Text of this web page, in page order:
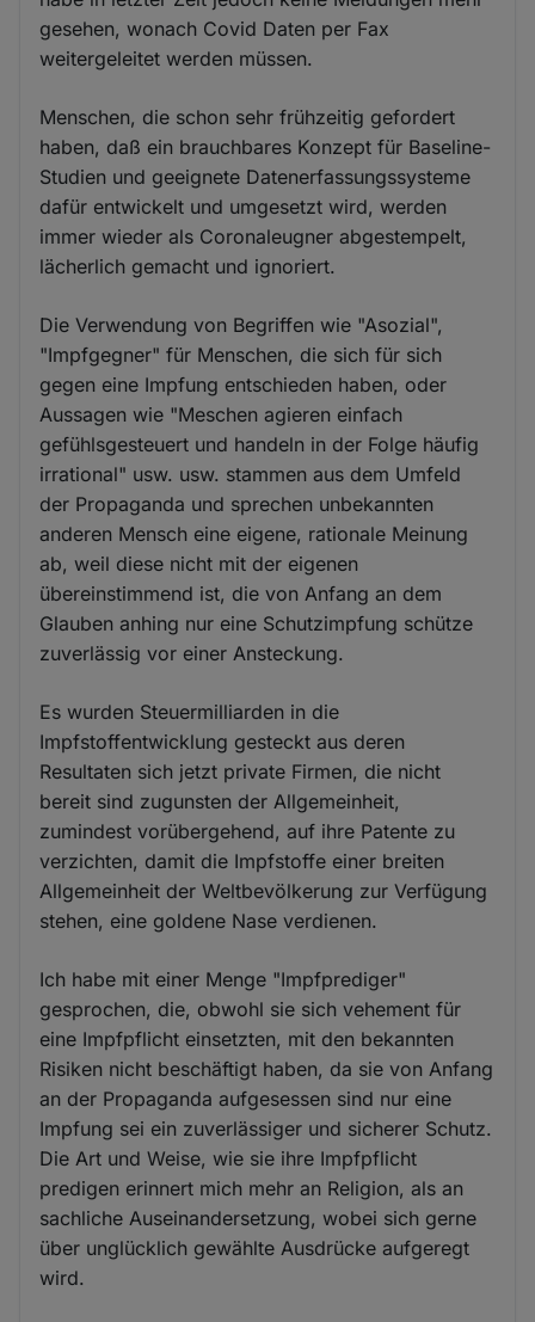
gesehen, wonach Covid Daten per Fax
weitergeleitet werden müssen.
Menschen, die schon sehr frühzeitig gefordert
haben, daß ein brauchbares Konzept für Baseline-
Studien und geeignete Datenerfassungssysteme
dafür entwickelt und umgesetzt wird, werden
immer wieder als Coronaleugner abgestempelt,
lächerlich gemacht und ignoriert.
Die Verwendung von Begriffen wie "Asozial",
"Impfgegner" für Menschen, die sich für sich
gegen eine Impfung entschieden haben, oder
Aussagen wie "Meschen agieren einfach
gefühlsgesteuert und handeln in der Folge häufig
irrational" usw. usw. stammen aus dem Umfeld
der Propaganda und sprechen unbekannten
anderen Mensch eine eigene, rationale Meinung
ab, weil diese nicht mit der eigenen
übereinstimmend ist, die von Anfang an dem
Glauben anhing nur eine Schutzimpfung schütze
zuverlässig vor einer Ansteckung.
Es wurden Steuermilliarden in die
Impfstoffentwicklung gesteckt aus deren
Resultaten sich jetzt private Firmen, die nicht
bereit sind zugunsten der Allgemeinheit,
zumindest vorübergehend, auf ihre Patente zu
verzichten, damit die Impfstoffe einer breiten
Allgemeinheit der Weltbevölkerung zur Verfügung
stehen, eine goldene Nase verdienen.
Ich habe mit einer Menge "Impfprediger"
gesprochen, die, obwohl sie sich vehement für
eine Impfpflicht einsetzten, mit den bekannten
Risiken nicht beschäftigt haben, da sie von Anfang
an der Propaganda aufgesessen sind nur eine
Impfung sei ein zuverlässiger und sicherer Schutz.
Die Art und Weise, wie sie ihre Impfpflicht
predigen erinnert mich mehr an Religion, als an
sachliche Auseinandersetzung, wobei sich gerne
über unglücklich gewählte Ausdrücke aufgeregt
wird.